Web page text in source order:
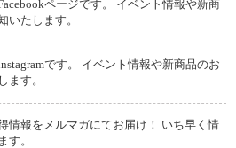
ページです。 イベント情報や新商
いたします。
です。 イベント情報や新商品のお
ます。
情報をメルマガにてお届け！ いち早く情
す。